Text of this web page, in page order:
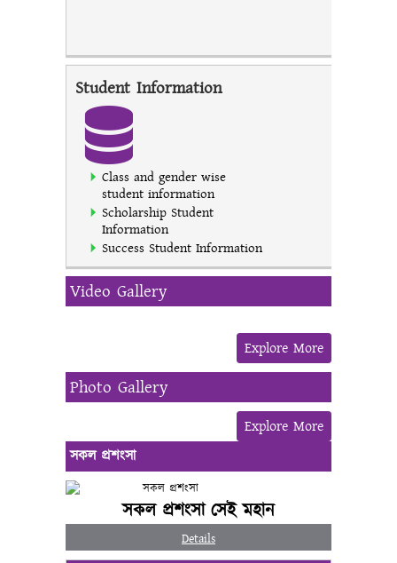
Student Information
Class and gender wise
student information
Scholarship Student
Information
Success Student Information
Video Gallery
Explore More
Photo Gallery
Explore More
সকল প্রশংসা
সকল প্রশংসা সেই মহান
Details